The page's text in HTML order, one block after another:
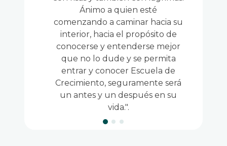
Ánimo a quien esté
comenzando a caminar hacia su
interior, hacia el propósito de
conocerse y entenderse mejor
que no lo dude y se permita
entrar y conocer Escuela de
Crecimiento, seguramente será
un antes y un después en su
vida.".